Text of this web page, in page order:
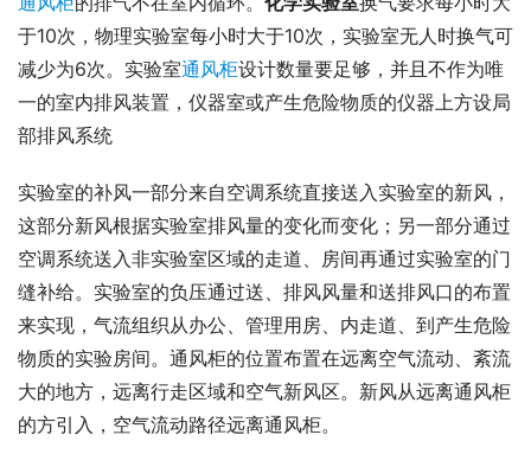
于10次，物理实验室每小时大于10次，实验室无人时换气可
减少为6次。实验室通风柜设计数量要足够，并且不作为唯
一的室内排风装置，仪器室或产生危险物质的仪器上方设局
部排风系统
实验室的补风一部分来自空调系统直接送入实验室的新风，
这部分新风根据实验室排风量的变化而变化；另一部分通过
空调系统送入非实验室区域的走道、房间再通过实验室的门
缝补给。实验室的负压通过送、排风风量和送排风口的布置
来实现，气流组织从办公、管理用房、内走道、到产生危险
物质的实验房间。通风柜的位置布置在远离空气流动、紊流
大的地方，远离行走区域和空气新风区。新风从远离通风柜
的方引入，空气流动路径远离通风柜。